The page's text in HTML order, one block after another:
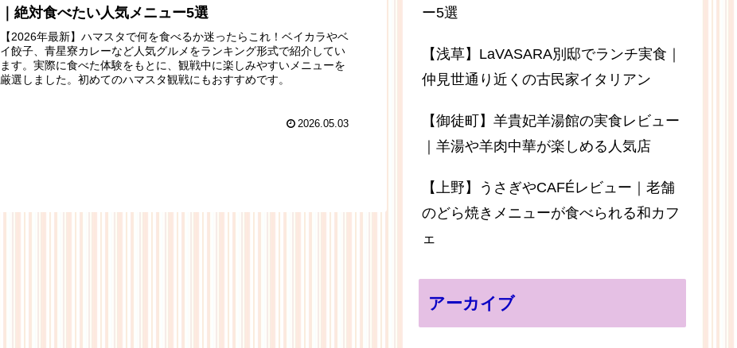
｜絶対食べたい人気メニュー5選
【2026年最新】ハマスタで何を食べるか迷ったらこれ！ベイカラやベ
イ餃子、青星寮カレーなど人気グルメをランキング形式で紹介してい
ます。実際に食べた体験をもとに、観戦中に楽しみやすいメニューを
厳選しました。初めてのハマスタ観戦にもおすすめです。
2026.05.03
ー5選
【浅草】LaVASARA別邸でランチ実食｜
仲見世通り近くの古民家イタリアン
【御徒町】羊貴妃羊湯館の実食レビュー
｜羊湯や羊肉中華が楽しめる人気店
【上野】うさぎやCAFÉレビュー｜老舗
のどら焼きメニューが食べられる和カフ
ェ
アーカイブ